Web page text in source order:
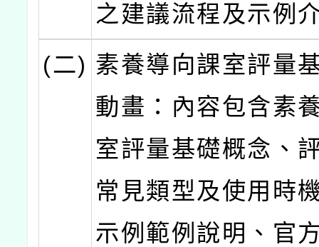
之建議流程及示例
(二) 素養導向課室評量
動畫：內容包含素
室評量基礎概念、
常見類型及使用時
示例範例說明、官